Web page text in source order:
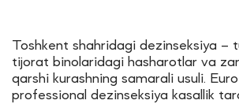
Toshkent shahridagi dezinseksiya –
tijorat binolaridagi hasharotlar va
qarshi kurashning samarali usuli.
professional dezinseksiya kasallik